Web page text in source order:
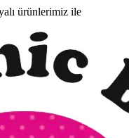
ürünlerimiz ile